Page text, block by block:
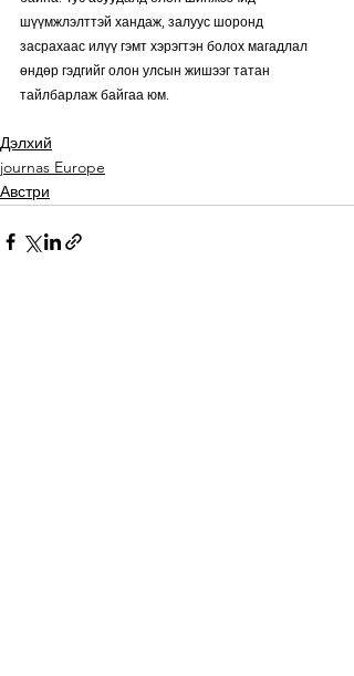
шүүмжлэлттэй хандаж, залуус шоронд
засрахаас илүү гэмт хэрэгтэн болох магадлал
өндөр гэдгийг олон улсын жишээг татан
тайлбарлаж байгаа юм.
Дэлхий
journas Europe
Австри